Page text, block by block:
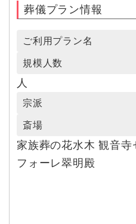
葬儀プラン情報
ご利用プラン名
規模人数
人
宗派
斎場
家族葬の花水木 観音
フォーレ翠明殿